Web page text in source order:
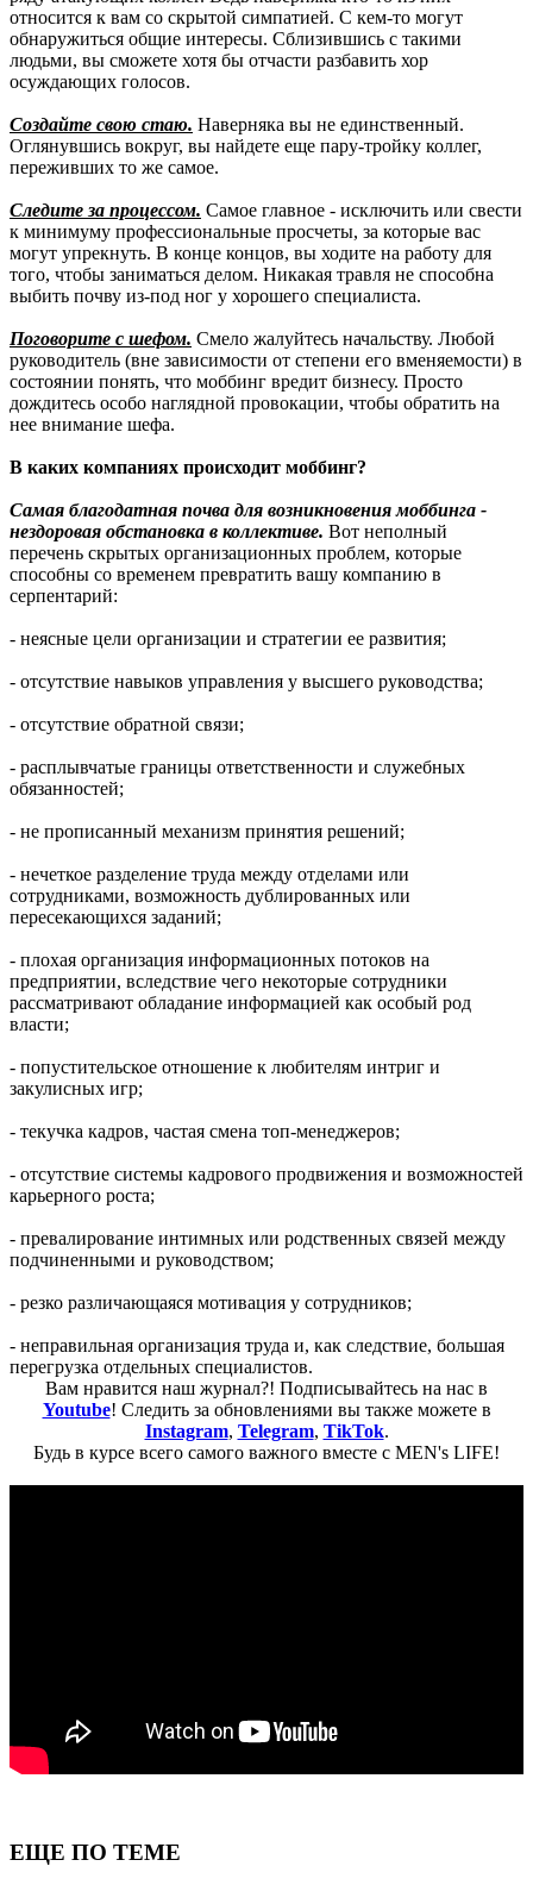
относится к вам со скрытой симпатией. С кем-то могут
обнаружиться общие интересы. Сблизившись с такими
людьми, вы сможете хотя бы отчасти разбавить хор
осуждающих голосов.
Создайте свою стаю. Наверняка вы не единственный.
Оглянувшись вокруг, вы найдете еще пару-тройку коллег,
переживших то же самое.
Следите за процессом. Самое главное - исключить или свести
к минимуму профессиональные просчеты, за которые вас
могут упрекнуть. В конце концов, вы ходите на работу для
того, чтобы заниматься делом. Никакая травля не способна
выбить почву из-под ног у хорошего специалиста.
Поговорите с шефом. Смело жалуйтесь начальству. Любой
руководитель (вне зависимости от степени его вменяемости) в
состоянии понять, что моббинг вредит бизнесу. Просто
дождитесь особо наглядной провокации, чтобы обратить на
нее внимание шефа.
В каких компаниях происходит моббинг?
Самая благодатная почва для возникновения моббинга -
нездоровая обстановка в коллективе. Вот неполный
перечень скрытых организационных проблем, которые
способны со временем превратить вашу компанию в
серпентарий:
- неясные цели организации и стратегии ее развития;
- отсутствие навыков управления у высшего руководства;
- отсутствие обратной связи;
- расплывчатые границы ответственности и служебных
обязанностей;
- не прописанный механизм принятия решений;
- нечеткое разделение труда между отделами или
сотрудниками, возможность дублированных или
пересекающихся заданий;
- плохая организация информационных потоков на
предприятии, вследствие чего некоторые сотрудники
рассматривают обладание информацией как особый род
власти;
- попустительское отношение к любителям интриг и
закулисных игр;
- текучка кадров, частая смена топ-менеджеров;
- отсутствие системы кадрового продвижения и возможностей
карьерного роста;
- превалирование интимных или родственных связей между
подчиненными и руководством;
- резко различающаяся мотивация у сотрудников;
- неправильная организация труда и, как следствие, большая
перегрузка отдельных специалистов.
Вам нравится наш журнал?! Подписывайтесь на нас в
Youtube! Следить за обновлениями вы также можете в
Instagram, Telegram, TikTok.
Будь в курсе всего самого важного вместе с MEN's LIFE!
ЕЩЕ ПО ТЕМЕ